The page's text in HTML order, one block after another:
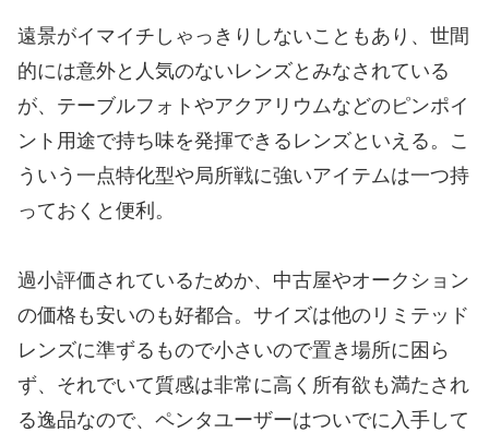
遠景がイマイチしゃっきりしないこともあり、世間
的には意外と人気のないレンズとみなされている
が、テーブルフォトやアクアリウムなどのピンポイ
ント用途で持ち味を発揮できるレンズといえる。こ
ういう一点特化型や局所戦に強いアイテムは一つ持
っておくと便利。
過小評価されているためか、中古屋やオークション
の価格も安いのも好都合。サイズは他のリミテッド
レンズに準ずるもので小さいので置き場所に困ら
ず、それでいて質感は非常に高く所有欲も満たされ
る逸品なので、ペンタユーザーはついでに入手して